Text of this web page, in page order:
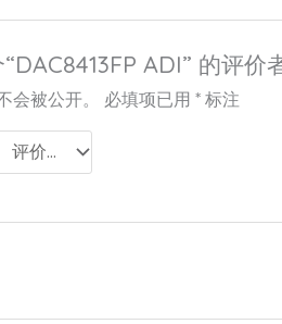
ADI” 的评价
会被公开。 必填项已用* 标注